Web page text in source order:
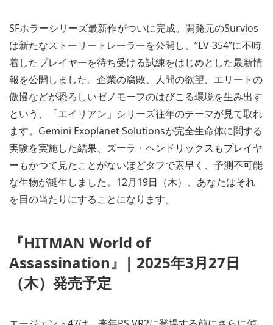
SFホラーシリーズ最新作がついに完成。開発元のSurvios
は新たなストーリートレーラーを公開し、”LV-354”に不時
着したプレイヤーを待ち受ける試練をはじめとした最新情
報を公開しました。企業の腐敗、人間の欲望、エリートの
傲慢などが恐ろしいゼノモーフのはびこる環境を生み出す
という、「エイリアン」シリーズ往年のテーマが見て取れ
ます。Gemini Exoplanet Solutionsが完全生命体に関する
実験を実施した結果、ズーラ・ヘンドリックスもプレイヤ
ーもかつて見たことがないほどタフで素早く、予測不可能
な生物が誕生しました。12月19日（木）、あなたはそれ
を目の当たりにすることになります。
『HITMAN World of
Assassination』| 2025年3月27日
（木）発売予定